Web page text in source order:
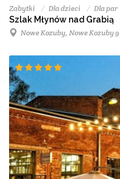
Zabytki Dla dzieci Dla par
Szlak Młynów nad Grabią
Nowe Kozuby, Nowe Kozuby 9